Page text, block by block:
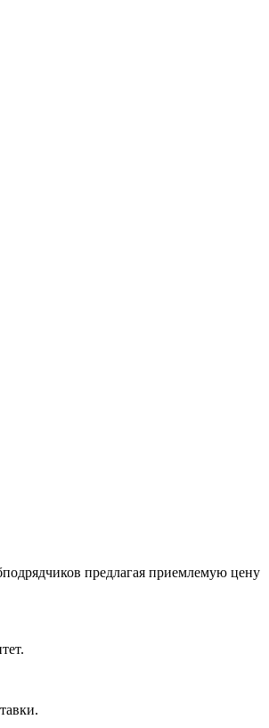
предлагая приемлемую цену